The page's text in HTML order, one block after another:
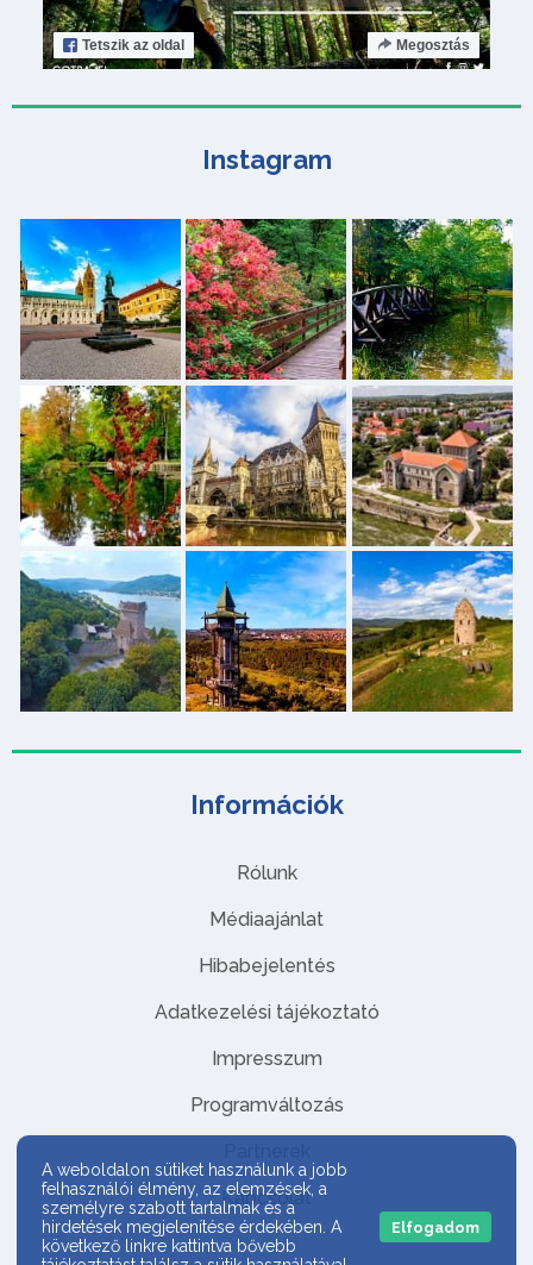
Információk
Rólunk
Médiaajánlat
Hibabejelentés
Adatkezelési tájékoztató
Impresszum
Programváltozás
Kapcsolat
Tetszik az oldal Megosztás
Instagram
A weboldalon sütiket használunk a jobb
felhasználói élmény, az elemzések, a
személyre szabott tartalmak és a
hirdetések megjelenítése érdekében. A
következő linkre kattintva bővebb
Elfogadom